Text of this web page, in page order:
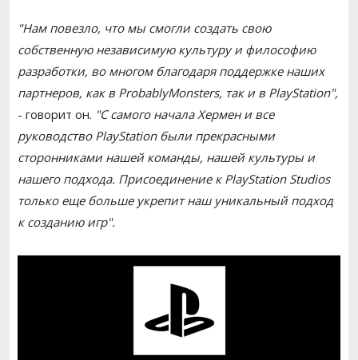
"Нам повезло, что мы смогли создать свою
собственную независимую культуру и философию
разработки, во многом благодаря поддержке наших
партнеров, как в ProbablyMonsters, так и в PlayStation",
- говорит он. "С самого начала Хермен и все
руководство PlayStation были прекрасными
сторонниками нашей команды, нашей культуры и
нашего подхода. Присоединение к PlayStation Studios
только еще больше укрепит наш уникальный подход
к созданию игр".